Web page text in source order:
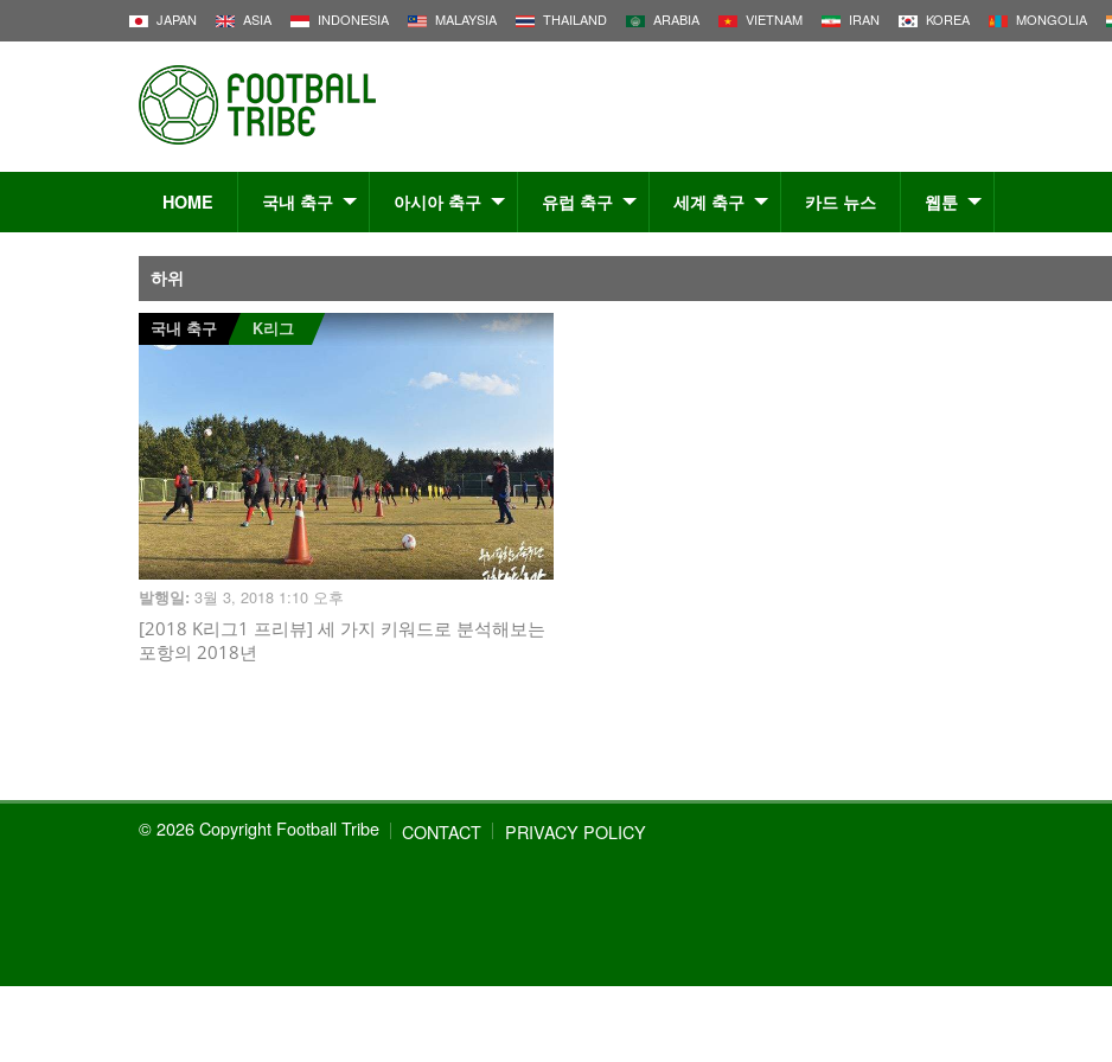
JAPAN ASIA INDONESIA MALAYSIA THAILAND ARABIA VIETNAM IRAN KOREA MONGOLIA
HOME 국내 축구 아시아 축구 유럽 축구 세계 축구 카드 뉴스 웹툰
하위
국내 축구 K리그
발행일: 3월 3, 2018 1:10 오후
[2018 K리그1 프리뷰] 세 가지 키워드로 분석해보는
포항의 2018년
© 2026 Copyright Football Tribe CONTACT PRIVACY POLICY